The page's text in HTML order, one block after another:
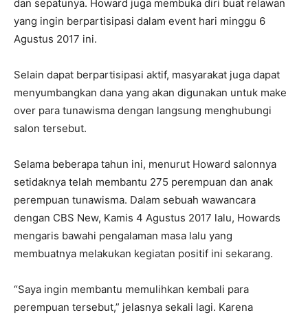
dan sepatunya. Howard juga membuka diri buat relawan
yang ingin berpartisipasi dalam event hari minggu 6
Agustus 2017 ini.
Selain dapat berpartisipasi aktif, masyarakat juga dapat
menyumbangkan dana yang akan digunakan untuk make
over para tunawisma dengan langsung menghubungi
salon tersebut.
Selama beberapa tahun ini, menurut Howard salonnya
setidaknya telah membantu 275 perempuan dan anak
perempuan tunawisma. Dalam sebuah wawancara
dengan CBS New, Kamis 4 Agustus 2017 lalu, Howards
mengaris bawahi pengalaman masa lalu yang
membuatnya melakukan kegiatan positif ini sekarang.
“Saya ingin membantu memulihkan kembali para
perempuan tersebut,” jelasnya sekali lagi. Karena